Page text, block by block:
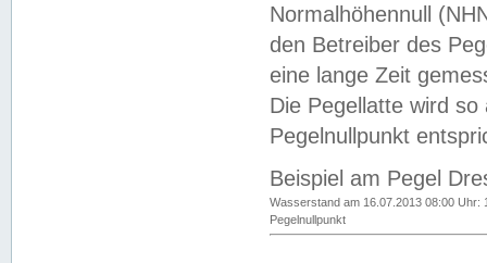
Normalhöhennull
den Betreiber des
eine lange Zeit
Die Pegellatte wird
Pegelnullpunkt
Beispiel am Pegel
Wasserstand am 16.07.2013 08:00 Uhr:
Pegelnullpunkt